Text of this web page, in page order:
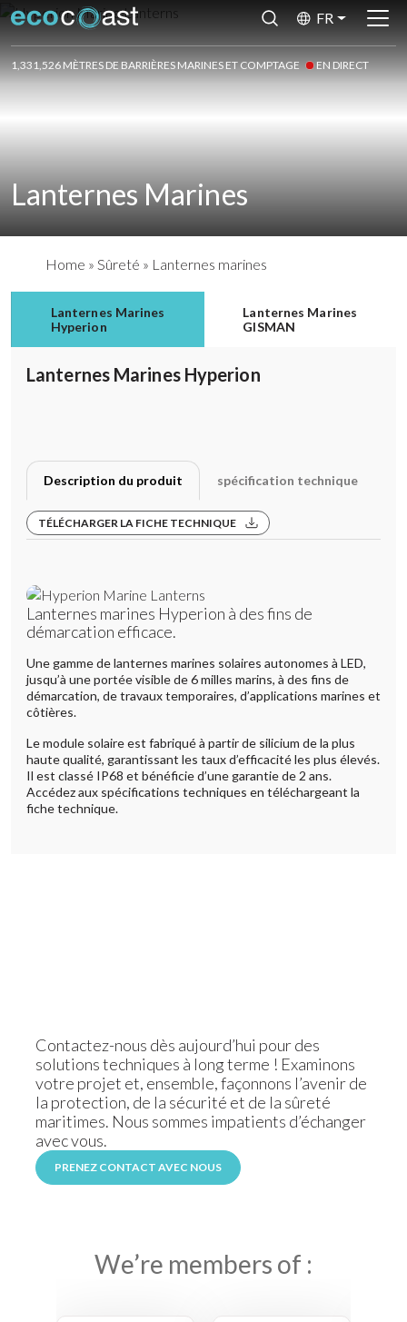
FR
1,331,526 MÈTRES DE BARRIÈRES MARINES ET COMPTAGE EN DIRECT
Lanternes Marines
Home » Sûreté » Lanternes marines
Lanternes Marines
Hyperion
Lanternes Marines
GISMAN
Lanternes Marines Hyperion
Description du produit spécification technique
Galerie
TÉLÉCHARGER LA FICHE TECHNIQUE
Lanternes marines Hyperion à des fins de
démarcation efficace.
Une gamme de lanternes marines solaires autonomes à LED,
jusqu’à une portée visible de 6 milles marins, à des fins de
démarcation, de travaux temporaires, d’applications marines et
côtières.
Le module solaire est fabriqué à partir de silicium de la plus
haute qualité, garantissant les taux d’efficacité les plus élevés.
Il est classé IP68 et bénéficie d’une garantie de 2 ans.
Accédez aux spécifications techniques en téléchargeant la
fiche technique.
Contactez-nous dès aujourd’hui pour des
solutions techniques à long terme ! Examinons
votre projet et, ensemble, façonnons l’avenir de
la protection, de la sécurité et de la sûreté
maritimes. Nous sommes impatients d’échanger
avec vous.
PRENEZ CONTACT AVEC NOUS
We’re members of :